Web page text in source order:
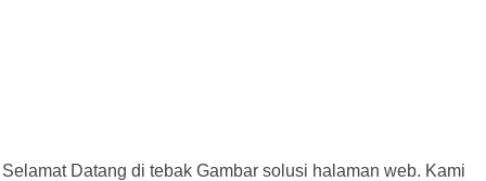
Selamat Datang di tebak Gambar solusi halaman web. Kami